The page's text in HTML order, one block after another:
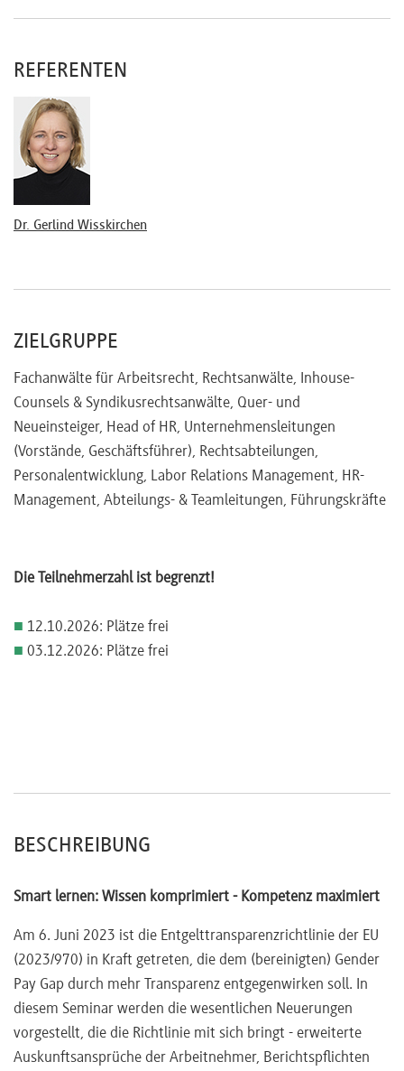
REFERENTEN
Dr. Gerlind Wisskirchen
ZIELGRUPPE
Fachanwälte für Arbeitsrecht, Rechtsanwälte, Inhouse-
Counsels & Syndikusrechtsanwälte, Quer- und
Neueinsteiger, Head of HR, Unternehmensleitungen
(Vorstände, Geschäftsführer), Rechtsabteilungen,
Personalentwicklung, Labor Relations Management, HR-
Management, Abteilungs- & Teamleitungen, Führungskräfte
Die Teilnehmerzahl ist begrenzt!
■ 12.10.2026: Plätze frei
■ 03.12.2026: Plätze frei
BESCHREIBUNG
Smart lernen: Wissen komprimiert - Kompetenz maximiert
Am 6. Juni 2023 ist die Entgelttransparenzrichtlinie der EU
(2023/970) in Kraft getreten, die dem (bereinigten) Gender
Pay Gap durch mehr Transparenz entgegenwirken soll. In
diesem Seminar werden die wesentlichen Neuerungen
vorgestellt, die die Richtlinie mit sich bringt - erweiterte
Auskunftsansprüche der Arbeitnehmer, Berichtspflichten